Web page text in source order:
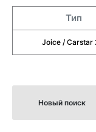
Тип
Joice / Carstar
Новый поиск